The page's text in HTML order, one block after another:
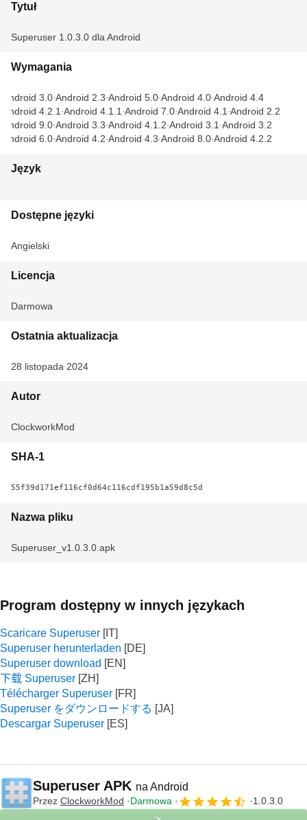
Tytuł
Superuser 1.0.3.0 dla Android
Wymagania
Android 3.0 Android 2.3 Android 5.0 Android 4.0 Android 4.4
Android 4.2.1 Android 4.1.1 Android 7.0 Android 4.1 Android 2.2
Android 9.0 Android 3.3 Android 4.1.2 Android 3.1 Android 3.2
Android 6.0 Android 4.2 Android 4.3 Android 8.0 Android 4.2.2
Język
Dostępne języki
Angielski
Licencja
Darmowa
Ostatnia aktualizacja
28 listopada 2024
Autor
ClockworkMod
SHA-1
55f39d171ef116cf0d64c116cdf195b1a59d8c5d
Nazwa pliku
Superuser_v1.0.3.0.apk
Program dostępny w innych językach
Scaricare Superuser
Superuser herunterladen
Superuser download
下载 Superuser
Télécharger Superuser
Superuser をダウンロードする
Descargar Superuser
Superuser APK na Android
Przez ClockworkMod Darmowa 1.0.3.0